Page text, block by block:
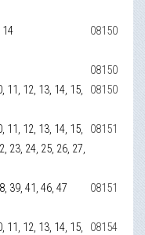
14 08150
08150
11, 12, 13, 14, 15,
08150
11, 12, 13, 14, 15,
23, 24, 25, 26, 27,
08151
39, 41, 46, 47 08151
11, 12, 13, 14, 15,
08154